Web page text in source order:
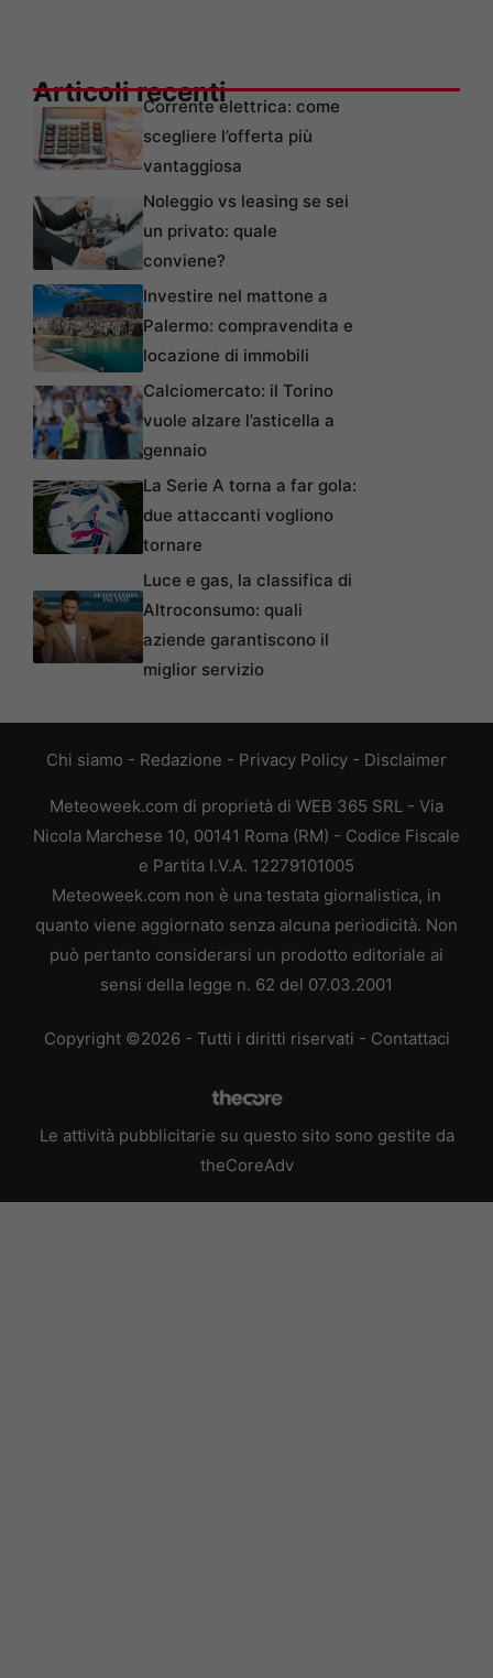
Articoli recentiCorrente elettrica: come
scegliere l’offerta più
vantaggiosa
Noleggio vs leasing se sei
un privato: quale
conviene?
Investire nel mattone a
Palermo: compravendita e
locazione di immobili
Calciomercato: il Torino
vuole alzare l’asticella a
gennaio
La Serie A torna a far gola:
due attaccanti vogliono
tornare
Luce e gas, la classifica di
Altroconsumo: quali
aziende garantiscono il
miglior servizio
Chi siamo - Redazione - Privacy Policy - Disclaimer
Meteoweek.com di proprietà di WEB 365 SRL - Via
Nicola Marchese 10, 00141 Roma (RM) - Codice Fiscale
e Partita I.V.A. 12279101005
Meteoweek.com non è una testata giornalistica, in
quanto viene aggiornato senza alcuna periodicità. Non
può pertanto considerarsi un prodotto editoriale ai
sensi della legge n. 62 del 07.03.2001
Copyright ©2026 - Tutti i diritti riservati - Contattaci
Le attività pubblicitarie su questo sito sono gestite da
theCoreAdv